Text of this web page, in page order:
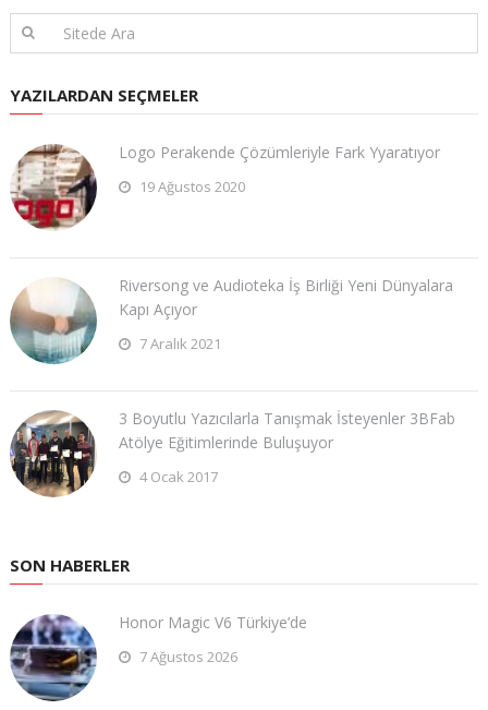
YAZILARDAN SEÇMELER
Logo Perakende Çözümleriyle Fark Yyaratıyor
19 Ağustos 2020
Riversong ve Audioteka İş Birliği Yeni Dünyalara
Kapı Açıyor
7 Aralık 2021
3 Boyutlu Yazıcılarla Tanışmak İsteyenler 3BFab
Atölye Eğitimlerinde Buluşuyor
4 Ocak 2017
SON HABERLER
Honor Magic V6 Türkiye’de
7 Ağustos 2026